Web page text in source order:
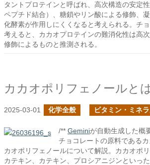
タントプロテインと呼ばれ、高次構造の安定
ペプチド結合）、糖鎖やリン酸による修飾、
化酵素が作用しにくくなると考えられる。チ
考えると、カカオプロテインの難消化性は高
修飾によるものと推測される。
カカオポリフェノールと
2025-03-01 化学全般 ビタミン・ミネ
/** Geminiが自動生成した概
チョコレートの原料である
カオポリフェノールについて解説。カカオポ
カテキン、カテキン、プロシアニジンといっ